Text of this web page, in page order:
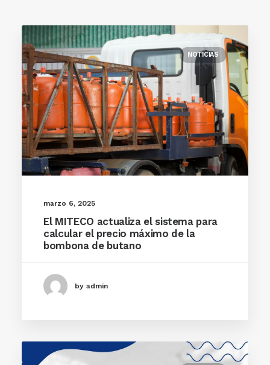
NOTICIAS
marzo 6, 2025
El MITECO actualiza el sistema para
calcular el precio máximo de la
bombona de butano
by admin